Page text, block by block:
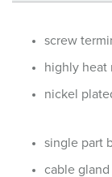
screw
highly heat
nickel
single part
cable